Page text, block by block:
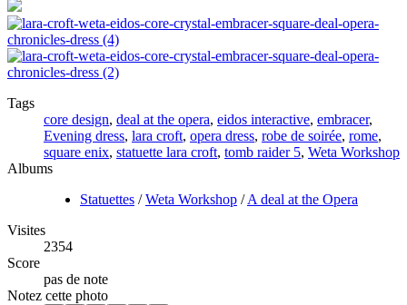
Tags
core design, deal at the opera, eidos interactive, embracer,
Evening dress, lara croft, opera dress, robe de soirée, rome,
square enix, statuette lara croft, tomb raider 5, Weta Workshop
Albums
Statuettes /Weta Workshop /A deal at the Opera
Visites
2354
Score
pas de note
Notez cette photo